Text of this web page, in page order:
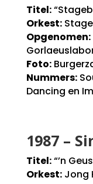
Titel:
Orkest:
Opgenomen:
Foto:
Nummers:
Dancing en
1987 –
Titel:“’n
Orkest:Jong